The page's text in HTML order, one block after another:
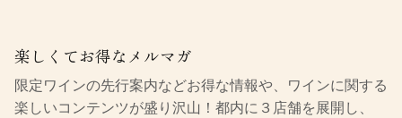
楽しくてお得なメルマガ
限定ワインの先行案内などお得な情報や、ワインに関する
楽しいコンテンツが盛り沢山！都内に３店舗を展開し、